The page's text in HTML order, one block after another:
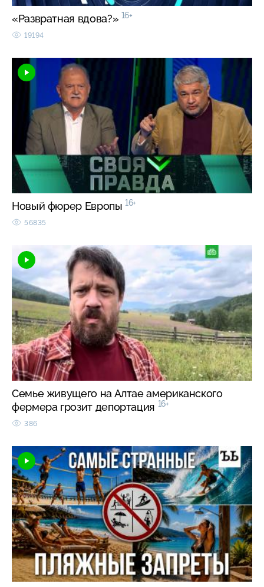
«Развратная вдова?» 16+
19194
Новый фюрер Европы 16+
56835
Семье живущего на Алтае американского
фермера грозит депортация 16+
386